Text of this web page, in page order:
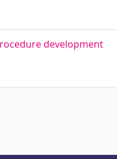
development